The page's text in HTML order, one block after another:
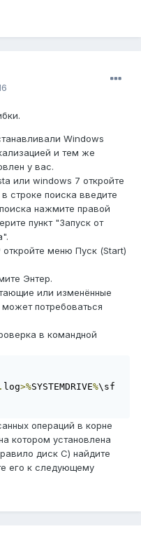
Windows
и тем же
у вас.
или windows 7 откройте
строке поиска введите
нажмите правой
пункт "Запуск от
меню Пуск (Start)
Энтер.
или изменённые
потребоваться
в командной
. log>%SYSTEMDRIVE%\sf
операций в корне
котором установлена
диск С) найдите
его к следующему